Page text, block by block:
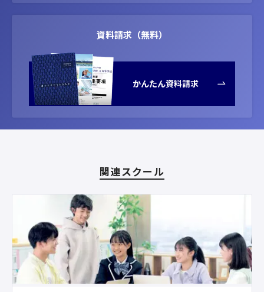
資料請求（無料）
かんたん資料請求
関連スクール